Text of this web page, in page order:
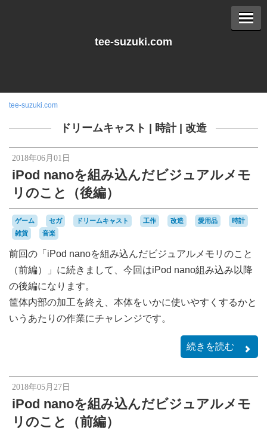
tee-suzuki.com
tee-suzuki.com
ドリームキャスト 時計| 改造
2018年06月01日
iPod nanoを組み込んだビジュアルメモ
リのこと（後編）
ゲーム セガ ドリームキャスト 工作 改造 愛用品
時計
雑貨
音楽
前回の「iPod nanoを組み込んだビジュアルメモリのこと
（前編）」に続きまして、今回はiPod nano組み込み以降
の後編になります。
筐体内部の加工を終え、本体をいかに使いやすくするかと
いうあたりの作業にチャレンジです。
続きを読む
2018年05月27日
iPod nanoを組み込んだビジュアルメモ
リのこと（前編）